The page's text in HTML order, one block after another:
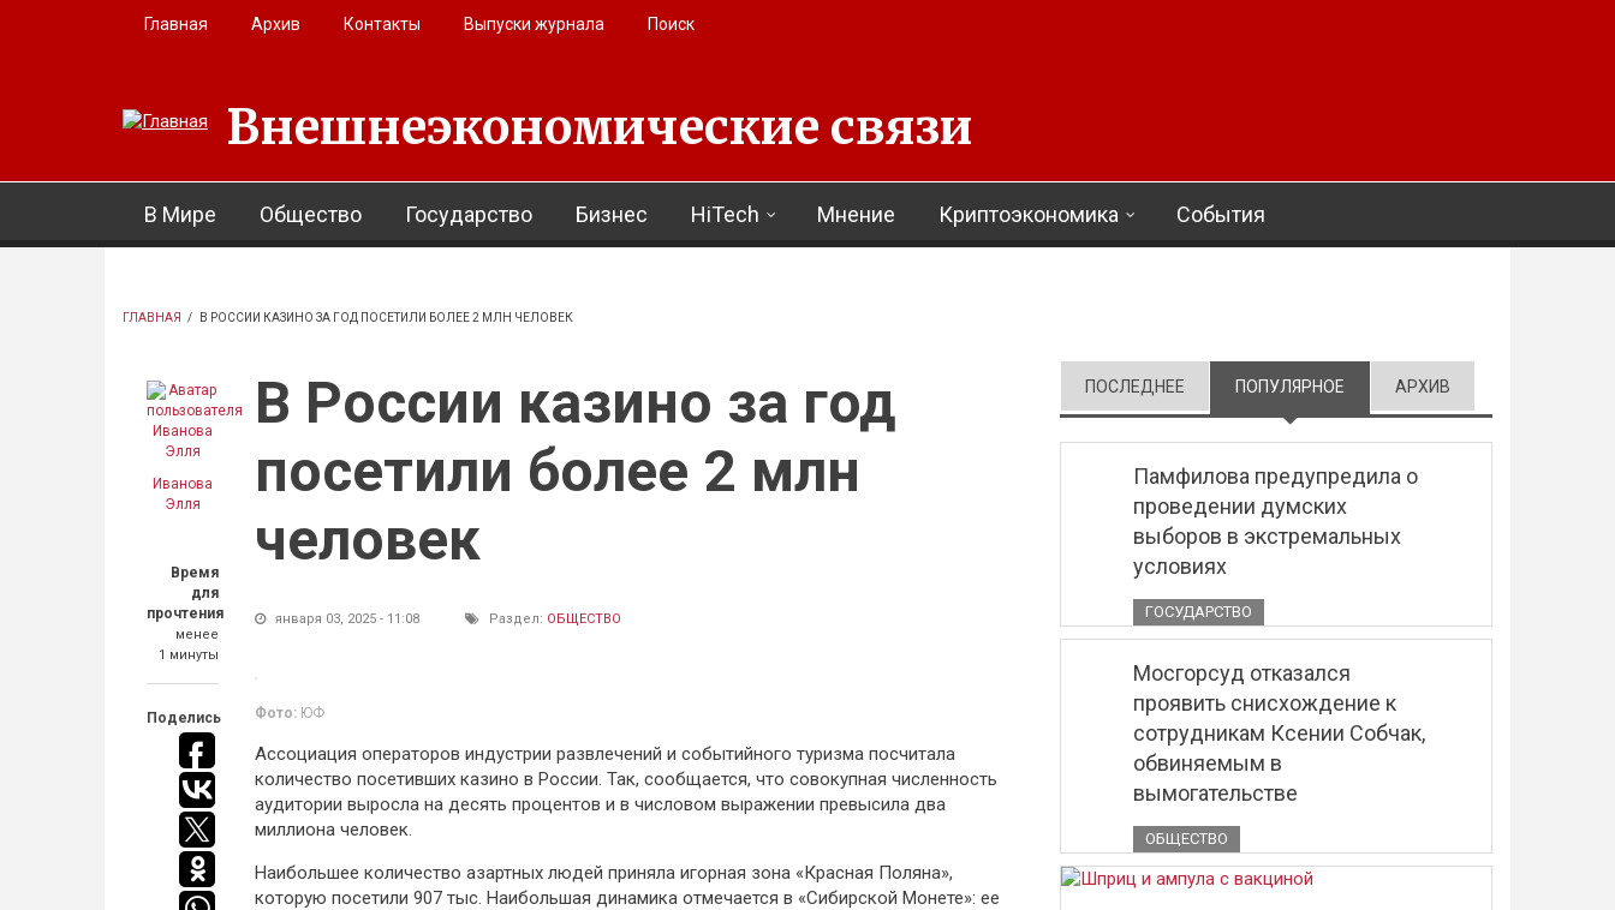
Перейти к основному содержанию
Главная Архив Контакты Выпуски журнала Поиск
Внешнеэкономические связи
В Мире Общество Государство Бизнес HiTech Мнение Криптоэкономика События
ГЛАВНАЯ / В РОССИИ КАЗИНО ЗА ГОД ПОСЕТИЛИ БОЛЕЕ 2 МЛН ЧЕЛОВЕК
Иванова
Элля
Время
для
прочтения
менее
1 минуты
Поделись
В России казино за год
посетили более 2 млн
человек
января 03, 2025 - 11:08 Раздел: ОБЩЕСТВО
Фото: ЮФ
Ассоциация операторов индустрии развлечений и событийного туризма посчитала
количество посетивших казино в России. Так, сообщается, что совокупная численность
аудитории выросла на десять процентов и в числовом выражении превысила два
миллиона человек.
Наибольшее количество азартных людей приняла игорная зона «Красная Поляна»,
которую посетили 907 тыс. Наибольшая динамика отмечается в «Сибирской Монете»: ее
ПОСЛЕДНЕЕ ПОПУЛЯРНОЕ (АКТИВНАЯ ВКЛАДКА)
АРХИВ
Памфилова предупредила о
проведении думских
выборов в экстремальных
условиях
ГОСУДАРСТВО
Мосгорсуд отказался
проявить снисхождение к
сотрудникам Ксении Собчак,
обвиняемым в
вымогательстве
ОБЩЕСТВО